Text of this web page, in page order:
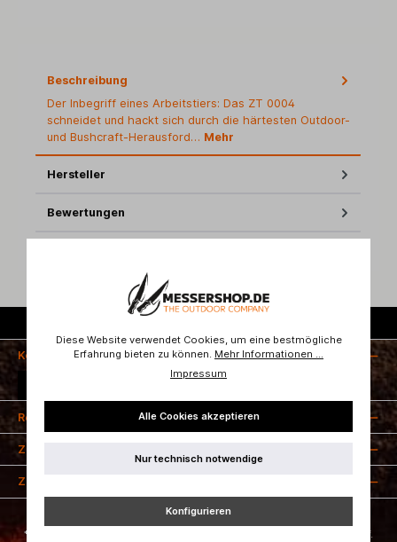
Beschreibung
Der Inbegriff eines Arbeitstiers: Das ZT 0004
schneidet und hackt sich durch die härtesten Outdoor-
und Bushcraft-Herausford… Mehr
Hersteller
Bewertungen
Kontakt
Rechtliches
Zahlungsarten
Zertifizierung
* Alle Preise inkl. gesetzl. Mehrwertsteuer zzgl.
und ggf.
Diese Website verwendet Cookies, um eine bestmögliche
Erfahrung bieten zu können. Mehr Informationen ...
Impressum
Alle Cookies akzeptieren
Nur technisch notwendige
Konfigurieren